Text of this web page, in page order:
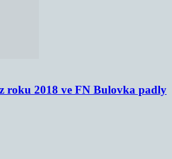
roku 2018 ve FN Bulovka padly